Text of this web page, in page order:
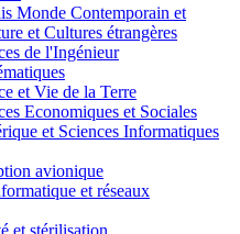
Monde Contemporain et
et Cultures étrangères
de l'Ingénieur
et Vie de la Terre
Economiques et Sociales
et Sciences Informatiques
avionique
et réseaux
et stérilisation